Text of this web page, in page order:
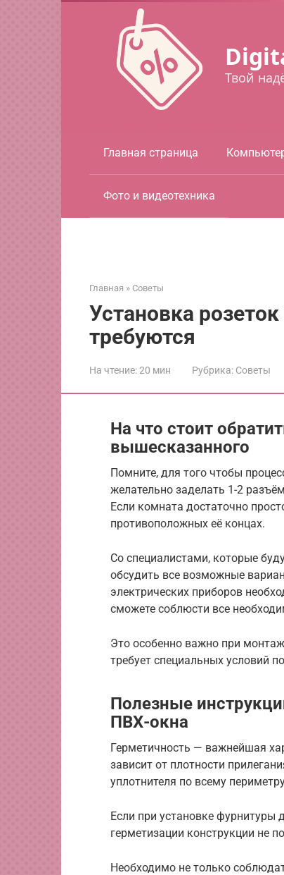
Твой
Главная страница
Фото и видеотехника
Главная » Советы
Установка
требуются
На чтение:20 мин Рубрика: Советы
На что стоит
вышесказанного
Помните, для того чтобы
желательно заделать 1-2
Если комната достаточно
противоположных её концах.
Со специалистами, которые
обсудить все возможные
электрических приборов
сможете соблюсти все
Это особенно важно при
требует специальных условий
Полезные
ПВХ-окна
Герметичность — важнейшая
зависит от плотности
уплотнителя по всему
Если при установке фурнитуры
герметизации конструкции не
Необходимо не только